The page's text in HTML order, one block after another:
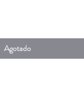
Agotado